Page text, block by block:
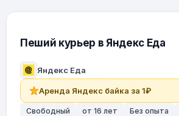
Пеший курьер в Яндекс Еда
Яндекс Еда
Аренда Яндекс байка за 1₽
Свободный от 16 лет Без опыта